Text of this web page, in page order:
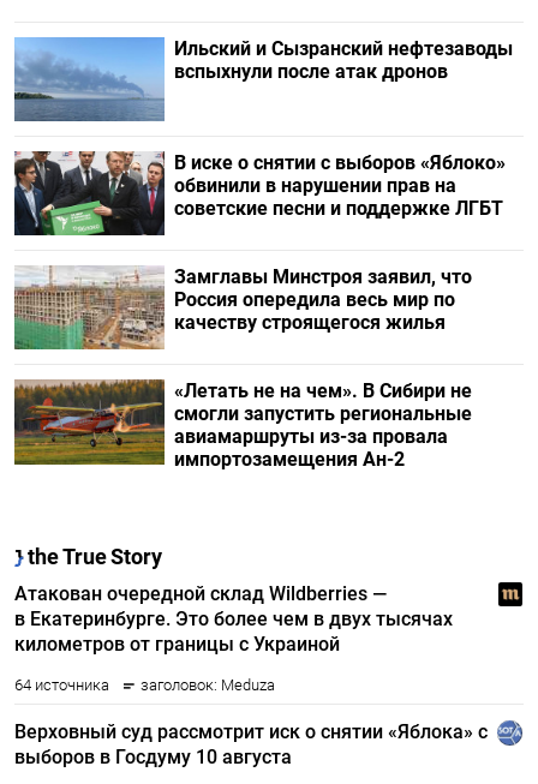
Ильский и Сызранский нефтезаводы
вспыхнули после атак дронов
В иске о снятии с выборов «Яблоко»
обвинили в нарушении прав на
советские песни и поддержке ЛГБТ
Замглавы Минстроя заявил, что
Россия опередила весь мир по
качеству строящегося жилья
«Летать не на чем». В Сибири не
смогли запустить региональные
авиамаршруты из-за провала
импортозамещения Ан-2